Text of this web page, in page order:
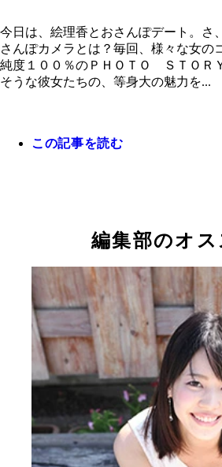
今日は、絵理香とおさんぽデート。
さんぽカメラとは？毎回、様々な女の
純度１００％のＰＨＯＴＯ ＳＴＯＲ
そうな彼女たちの、等身大の魅力を...
この記事を読む
編集部のオス